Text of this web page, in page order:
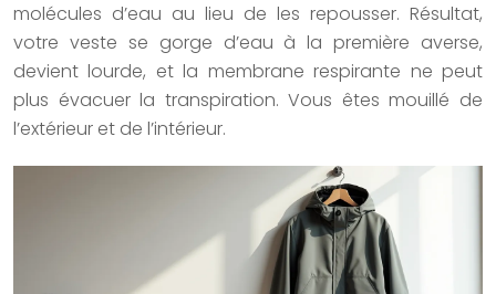
molécules d’eau au lieu de les repousser. Résultat,
votre veste se gorge d’eau à la première averse,
devient lourde, et la membrane respirante ne peut
plus évacuer la transpiration. Vous êtes mouillé de
l’extérieur et de l’intérieur.